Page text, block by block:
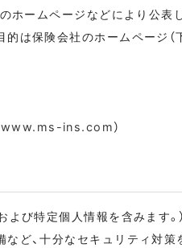
ホームページなどにより公表
は保険会社のホームページ（
ins.com）
び特定個人情報を含みます
ど、十分なセキュリティ対